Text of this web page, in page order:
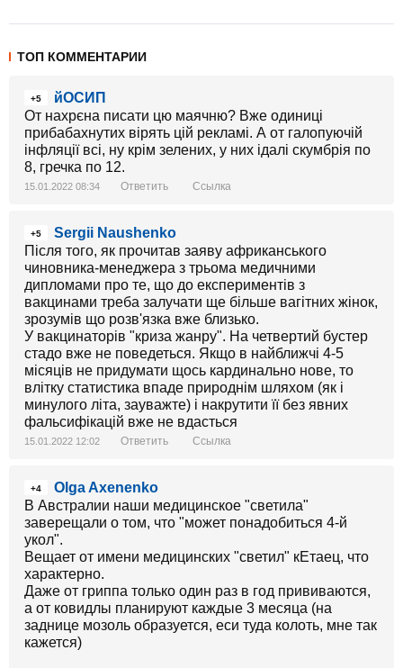
ТОП КОММЕНТАРИИ
+5
йОСИП
От нахрєна писати цю маячню? Вже одиниці
прибабахнутих вірять цій рекламі. А от галопуючій
інфляції всі, ну крім зелених, у них ідалі скумбрія по
8, гречка по 12.
15.01.2022 08:34 Ответить Ссылка
+5
Sergii Naushenko
Після того, як прочитав заяву африканського
чиновника-менеджера з трьома медичними
дипломами про те, що до експериментів з
вакцинами треба залучати ще більше вагітних жінок,
зрозумів що розв'язка вже близько.
У вакцинаторів "криза жанру". На четвертий бустер
стадо вже не поведеться. Якщо в найближчі 4-5
місяців не придумати щось кардинально нове, то
влітку статистика впаде природнім шляхом (як і
минулого літа, зауважте) і накрутити її без явних
фальсифікацій вже не вдасться
15.01.2022 12:02 Ответить Ссылка
+4
Olga Axenenko
В Австралии наши медицинское "светила"
заверещали о том, что "может понадобиться 4-й
укол".
Вещает от имени медицинских "светил" кЕтаец, что
характерно.
Даже от гриппа только один раз в год прививаются,
а от ковидлы планируют каждые 3 месяца (на
заднице мозоль образуется, еси туда колоть, мне так
кажется)